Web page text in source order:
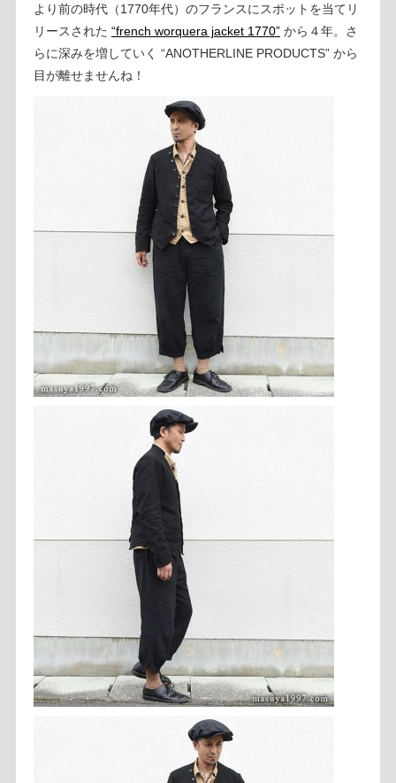
より前の時代（1770年代）のフランスにスポットを当てリ
リースされた “french worquera jacket 1770”から４年。さ
らに深みを増していく “ANOTHERLINE PRODUCTS” から
目が離せませんね！